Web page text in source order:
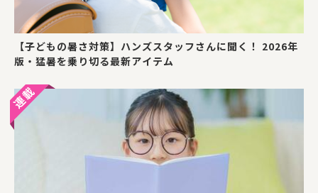
【子どもの暑さ対策】ハンズスタッフさんに聞く！ 2026年
版・猛暑を乗り切る最新アイテム